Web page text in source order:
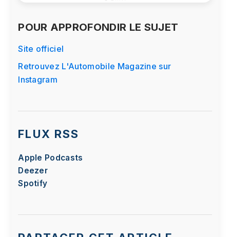
POUR APPROFONDIR LE SUJET
Site officiel
Retrouvez L'Automobile Magazine sur
Instagram
FLUX RSS
Apple Podcasts
Deezer
Spotify